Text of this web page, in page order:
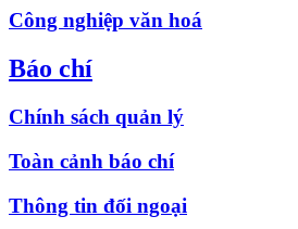
Công nghiệp văn hoá
Báo chí
Chính sách quản lý
Toàn cảnh báo chí
Thông tin đối ngoại